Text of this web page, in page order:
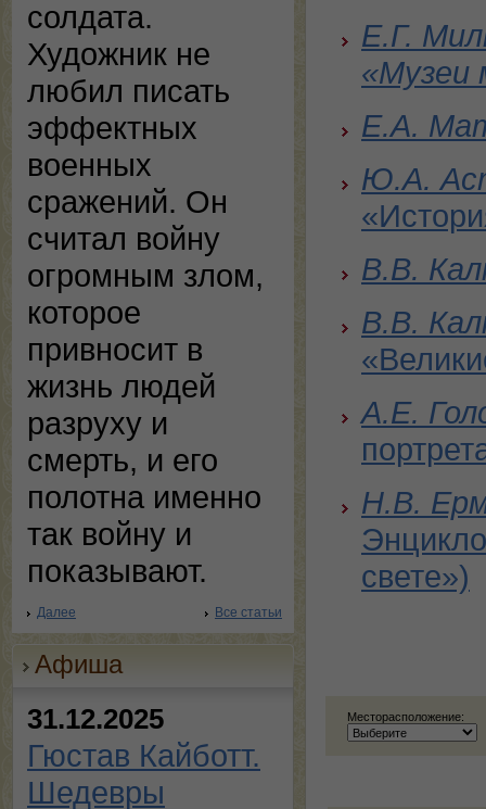
солдата.
Художник не
любил писать
эффектных
военных
сражений. Он
считал войну
огромным злом,
которое
привносит в
жизнь людей
разруху и
смерть, и его
полотна именно
так войну и
показывают.
Далее Все статьи
Афиша
31.12.2025
Гюстав Кайботт.
Шедевры
Е.Г.
«Музеи
Е.А.
Ю.А.
В.В.
В.В.
А.Е.
Н.В.
свете»)
Месторасположение: